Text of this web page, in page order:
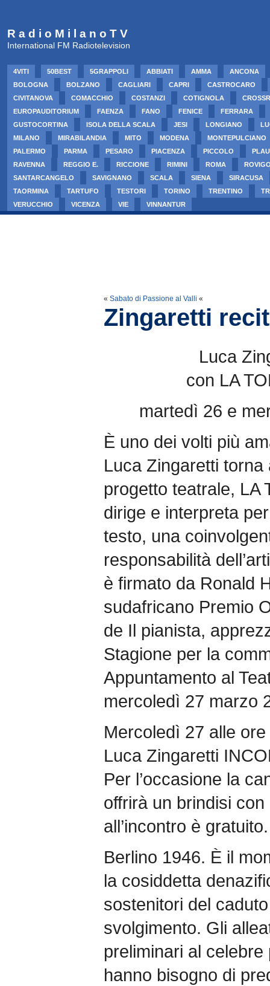
R a d i o M i l a n o T V
International FM Radiotelevision
4VITI 50BEST 5GRAPPOLI ABBIATI AMMA
ANCONA
BOLOGNA
BOLZANO CAGLIARI CAPRI
CASTROCARO
CIVITANOVA
COMACCHIO COSTANZI COTIGNOLA
EUROPAUDITORIUM
FAENZA FANO FENICE
FERRARA
GUSTOCORTINA
ISOLA DELLA SCALA JESI LONGIANO
MILANO
MIRABILANDIA MITO MODENA
MONTEPULCIANO
PALERMO
PARMA PESARO PIACENZA PICCOLO
RAVENNA
REGGIO E. RICCIONE RIMINI ROMA
SANTARCANGELO
SAVIGNANO SCALA SIENA
SIRACUSA
TAORMINA
TARTUFO TESTORI TORINO TRENTINO
VERUCCHIO
VICENZA VIE VINNANTUR
« Sabato di Passione al Valli «
Zingaretti
Luca
con LA
martedì 26 e
È uno dei volti più
Luca Zingaretti
progetto teatrale, LA
dirige e interpreta
testo, una
responsabilità
è firmato da Ronald
sudafricano Premio
de Il pianista,
Stagione per la
Appuntamento al
mercoledì 27 marzo
Mercoledì 27 alle
Luca Zingaretti
Per l’occasione la
offrirà un brindisi con
all’incontro è gratuito.
Berlino 1946. È il
la cosiddetta
sostenitori del
svolgimento. Gli
preliminari al
hanno bisogno di